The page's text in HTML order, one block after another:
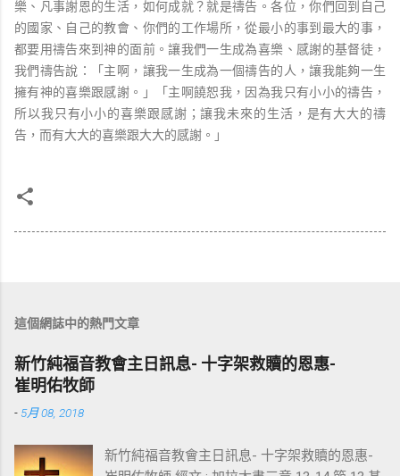
樂、凡事謝恩的生活，如何成就？就是禱告。各位，你們回到自己
的國家、自己的教會、你們的工作場所，從最小的事到最大的事，
都要用禱告來到神的面前。讓我們一生成為喜樂、感謝的基督徒，
我們禱告說：「主啊，讓我一生成為一個禱告的人，讓我能夠一生
擁有神的喜樂跟感謝。」「主啊饒恕我，因為我只有小小的禱告，
所以我只有小小的喜樂跟感謝；讓我未來的生活，是有大大的禱
告，而有大大的喜樂跟大大的感謝。」
這個網誌中的熱門文章
新竹純福音教會主日訊息- 十字架救贖的恩惠-
崔明佑牧師
- 5月 08, 2018
新竹純福音教會主日訊息- 十字架救贖的恩惠-